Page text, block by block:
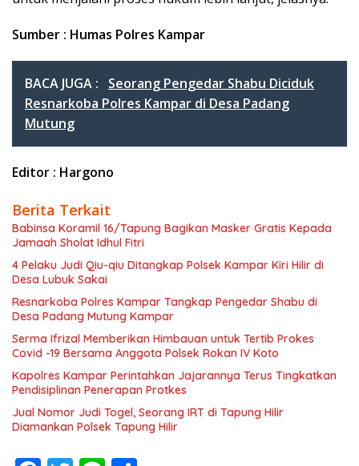
Sumber : Humas Polres Kampar
BACA JUGA :
Seorang Pengedar Shabu Diciduk
Resnarkoba Polres Kampar di Desa Padang
Mutung
Editor : Hargono
Berita Terkait
Babinsa Koramil 16/Tapung Bagikan Masker Gratis Kepada
Jamaah Sholat Idhul Fitri
4 Pelaku Judi Qiu-qiu Ditangkap Polsek Kampar Kiri Hilir di
Desa Lubuk Sakai
Resnarkoba Polres Kampar Tangkap Pengedar Shabu di
Desa Padang Mutung Kampar
Serma Ifrizal Memberikan Himbauan untuk Tertib Prokes
Covid -19 Bersama Anggota Polsek Rokan IV Koto
Kapolres Kampar Perintahkan Jajarannya Terus Tingkatkan
Pendisiplinan Penerapan Protkes
Jual Nomor Judi Togel, Seorang IRT di Tapung Hilir
Diamankan Polsek Tapung Hilir